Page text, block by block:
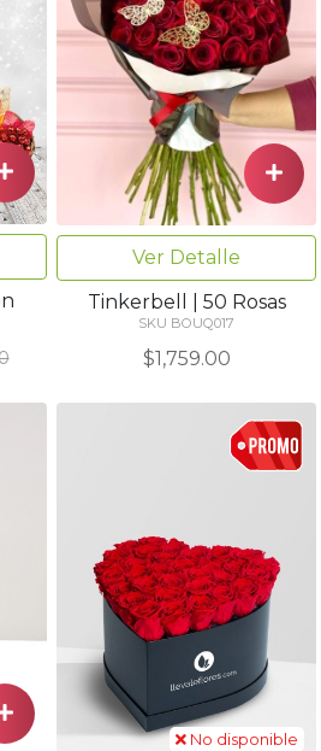
Ver Detalle
Tinkerbell | 50 Rosas
SKU BOUQ017
$1,759.00
No disponible